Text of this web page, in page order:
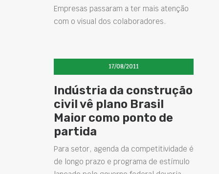
Empresas passaram a ter mais atenção
com o visual dos colaboradores.
17/08/2011
Indústria da construção
civil vê plano Brasil
Maior como ponto de
partida
Para setor, agenda da competitividade é
de longo prazo e programa de estímulo